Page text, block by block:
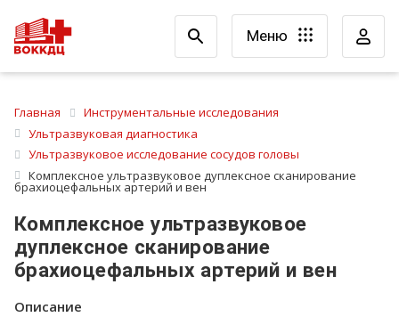
Меню
Главная
Инструментальные исследования
Ультразвуковая диагностика
Ультразвуковое исследование сосудов головы
Комплексное ультразвуковое дуплексное сканирование
брахиоцефальных артерий и вен
Комплексное ультразвуковое
дуплексное сканирование
брахиоцефальных артерий и вен
Описание